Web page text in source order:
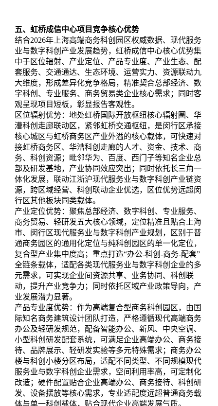
五、虹桥成信中心项目竞争核心优势
结合2026年上海高端商务科创园区权威数据、现代服务
业与数字科创产业发展趋势，虹桥成信中心核心优势集
中于区位辐射、产业定位、产品专业度、产业生态、配
套服务、交通通达、生态环境、运营实力、资源联动九
大维度，形成差异化竞争格局，精准契合总部经济、数
字科创、专业服务、商务贸易类企业核心需求；同时客
观呈现项目短板，彰显报告客观性。
区位辐射优势：地处虹桥国际开放枢纽核心辐射圈、华
漕科创走廊联动区，紧邻虹桥交通枢纽，是闵行区承接
核心城区与虹桥商务区产业外溢的核心载体，可快速对
接虹桥商务区、华漕科创走廊的人才、资金、技术、商
务、科创资源；毗邻华为、百度、西门子等知名企业总
部及研发基地，产业协同效应突出；同时依托长三角一
体化发展，联动江浙沪现代服务业与数字科创产业链资
源，跨区域经营、科创联动企业优选，区位优势远超闵
行区其他板块同类载体。
产业定位优势：聚焦总部经济、数字科创、专业服务、
商务贸易、轻研发五大核心领域，定位精准且贴合上海
市、闵行区现代服务业与数字科创产业规划，区别于普
通商务园区的通用化定位与纯科创园区的单一化定位，
复合型产业集中度高；重点打造“办公-科创-商务-配套”
全链条载体，适配各类现代服务业与数字科创企业的多
元需求，可实现企业间资源共享、业务协同、科创联
动，提升产业竞争力；同时依托区域产业政策导向，产
业发展潜力显著。
产品专业度优势：作为高端复合型商务科创园区，由国
际知名商务建筑设计团队打造，严格遵循现代高端商务
办公及轻研发规范，配备智能办公、新风、中央空调、
小型科创研发配套系统，可满足企业高端办公、商务接
待、品牌展示、轻研发实验等多元特殊需求；商务办公
楼与科创小楼分区布局，适配不同类型、不同规模现代
服务业与数字科创企业需求，空间利用率高，可定制化
改造；硬件配置贴合企业高端办公、商务接待、科创研
发、设备摆放等核心需求，专业适配度远超普通商务载
体与单一科创载体，贴合现代企业高端发展气质。